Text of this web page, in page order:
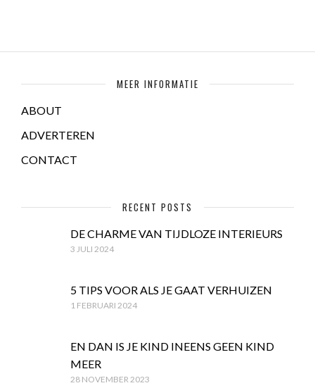
MEER INFORMATIE
ABOUT
ADVERTEREN
CONTACT
RECENT POSTS
DE CHARME VAN TIJDLOZE INTERIEURS
3 JULI 2024
5 TIPS VOOR ALS JE GAAT VERHUIZEN
1 FEBRUARI 2024
EN DAN IS JE KIND INEENS GEEN KIND
MEER
28 NOVEMBER 2023